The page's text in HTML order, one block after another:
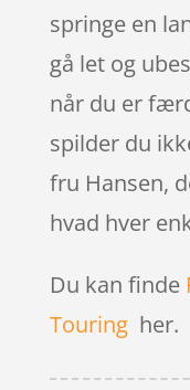
springe en
gå let og
når du er
spilder du
fru Hansen,
hvad hver
Du kan finde
Touringher.